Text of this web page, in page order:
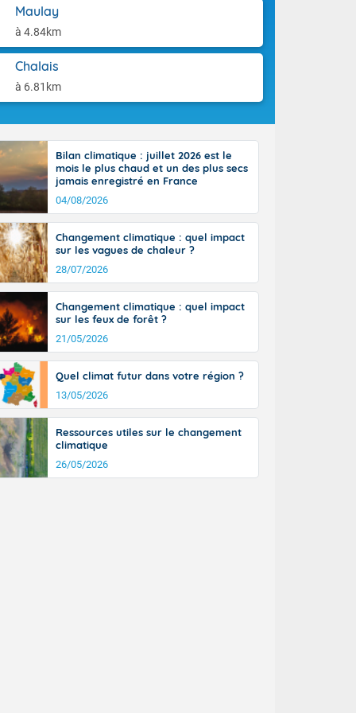
Maulay
à 4.84km
Chalais
à 6.81km
pays en
sur la
la chaine
par
nuageuse
Midi-
degrés
avec 34 à
et 39 à 40
Aquitaine,
de-
sont
sont
un peu
du pays en
Des
le Jura et
de
et
sur le
en
h. Côté
entre
en Anjou.
pointes
Bilan climatique : juillet 2026 est le
mois le plus chaud et un des plus secs
jamais enregistré en France
04/08/2026
Changement climatique : quel impact
sur les vagues de chaleur ?
28/07/2026
Changement climatique : quel impact
sur les feux de forêt ?
21/05/2026
Quel climat futur dans votre région ?
13/05/2026
Ressources utiles sur le changement
climatique
26/05/2026